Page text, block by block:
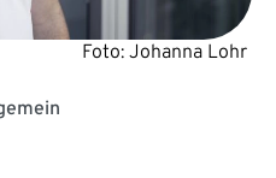
Foto: Johanna Lohr